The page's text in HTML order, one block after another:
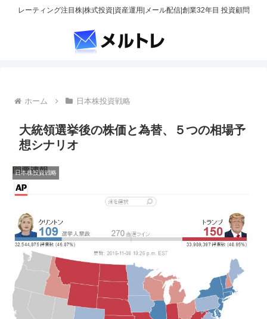
レーティング注目株|株式投資|資産運用|メール配信|創業32年目 投資顧問
ホーム 日本株投資戦略
大統領選挙後の株価と為替、５つの相場予
想シナリオ
日本株投資戦略